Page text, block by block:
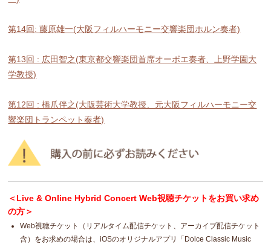
第14回: 藤原雄一(大阪フィルハーモニー交響楽団ホルン奏者)
第13回 : 広田智之(東京都交響楽団首席オーボエ奏者、上野学園大
学教授)
第12回 : 橋爪伴之(大阪芸術大学教授、元大阪フィルハーモニー交
響楽団トランペット奏者)
＜Live & Online Hybrid Concert Web視聴チケットをお買い求め
の方＞
Web視聴チケット（リアルタイム配信チケット、アーカイブ配信チケット
含）をお求めの場合は、iOSのオリジナルアプリ「Dolce Classic Music